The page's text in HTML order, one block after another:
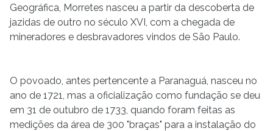
Geográfica, Morretes nasceu a partir da descoberta de
jazidas de outro no século XVI, com a chegada de
mineradores e desbravadores vindos de São Paulo.
O povoado, antes pertencente a Paranaguá, nasceu no
ano de 1721, mas a oficialização como fundação se deu
em 31 de outubro de 1733, quando foram feitas as
medições da área de 300 "braças" para a instalação do